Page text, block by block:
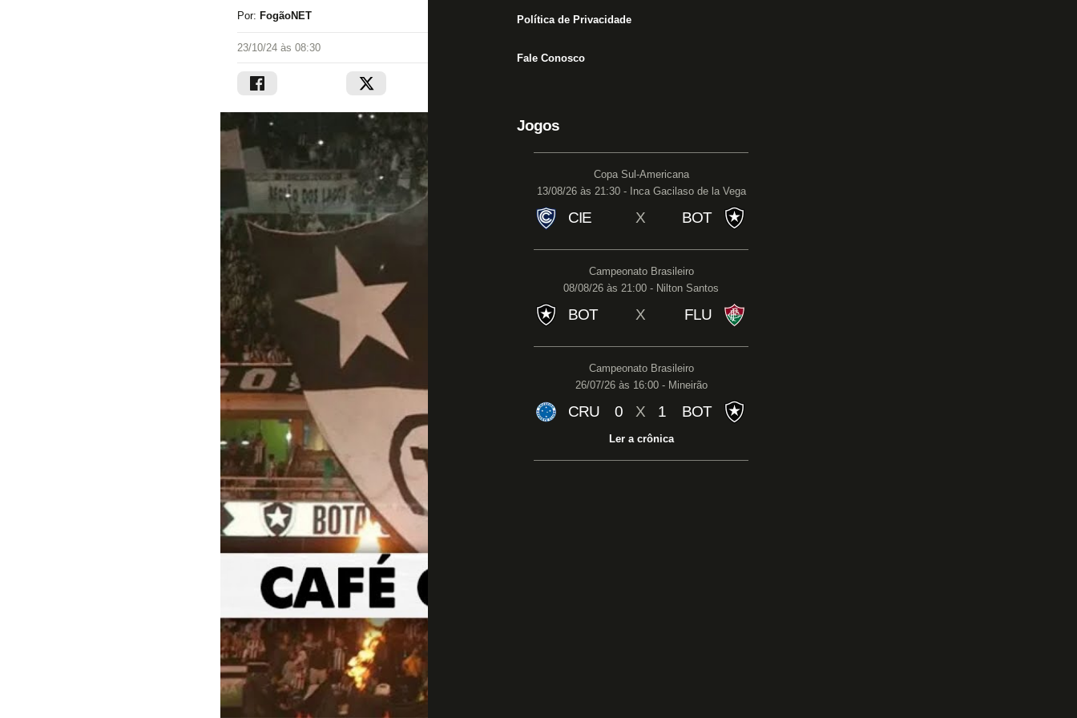
Política de Privacidade
Fale Conosco
Jogos
Copa Sul-Americana
13/08/26 às 21:30 - Inca Gacilaso de la Vega
CIE X BOT
Campeonato Brasileiro
08/08/26 às 21:00 - Nilton Santos
BOT X FLU
Campeonato Brasileiro
26/07/26 às 16:00 - Mineirão
CRU 0 X 1 BOT
Ler a crônica
Por: FogãoNET
23/10/24 às 08:30